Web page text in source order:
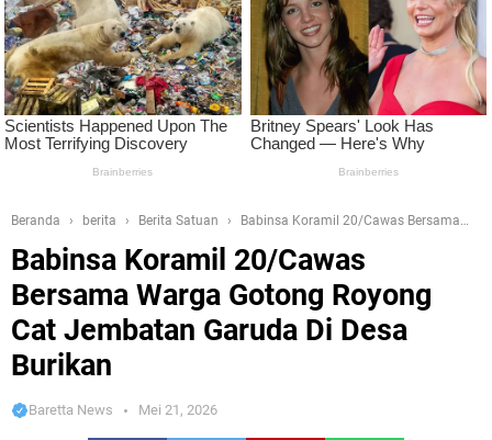
Beranda berita Berita Satuan
Babinsa Koramil 20/Cawas Bersama
Babinsa Koramil 20/Cawas
Bersama Warga Gotong Royong
Cat Jembatan Garuda Di Desa
Burikan
Baretta News Mei 21, 2026